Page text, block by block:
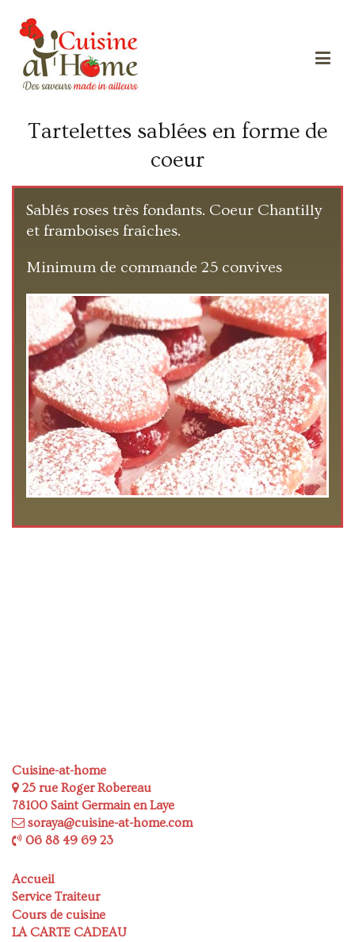
Tartelettes sablées en forme de
coeur
Sablés roses très fondants. Coeur Chantilly
et framboises fraîches.
Minimum de commande 25 convives
Cuisine-at-home
25 rue Roger Robereau
78100 Saint Germain en Laye
soraya@cuisine-at-home.com
06 88 49 69 23
Accueil
Service Traiteur
Cours de cuisine
LA CARTE CADEAU